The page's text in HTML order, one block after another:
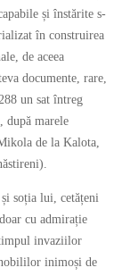
și înstărite s-
în construirea
de aceea
documente, rare,
un sat întreg
după marele
de la Kalota,
soția lui, cetățeni
cu admirație
invaziilor
inimoși de